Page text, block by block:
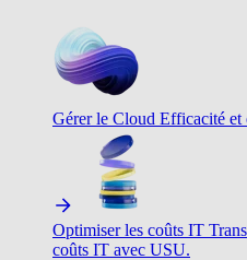
Gérer le Cloud Efficacité et
Optimiser les coûts IT
coûts IT avec USU.